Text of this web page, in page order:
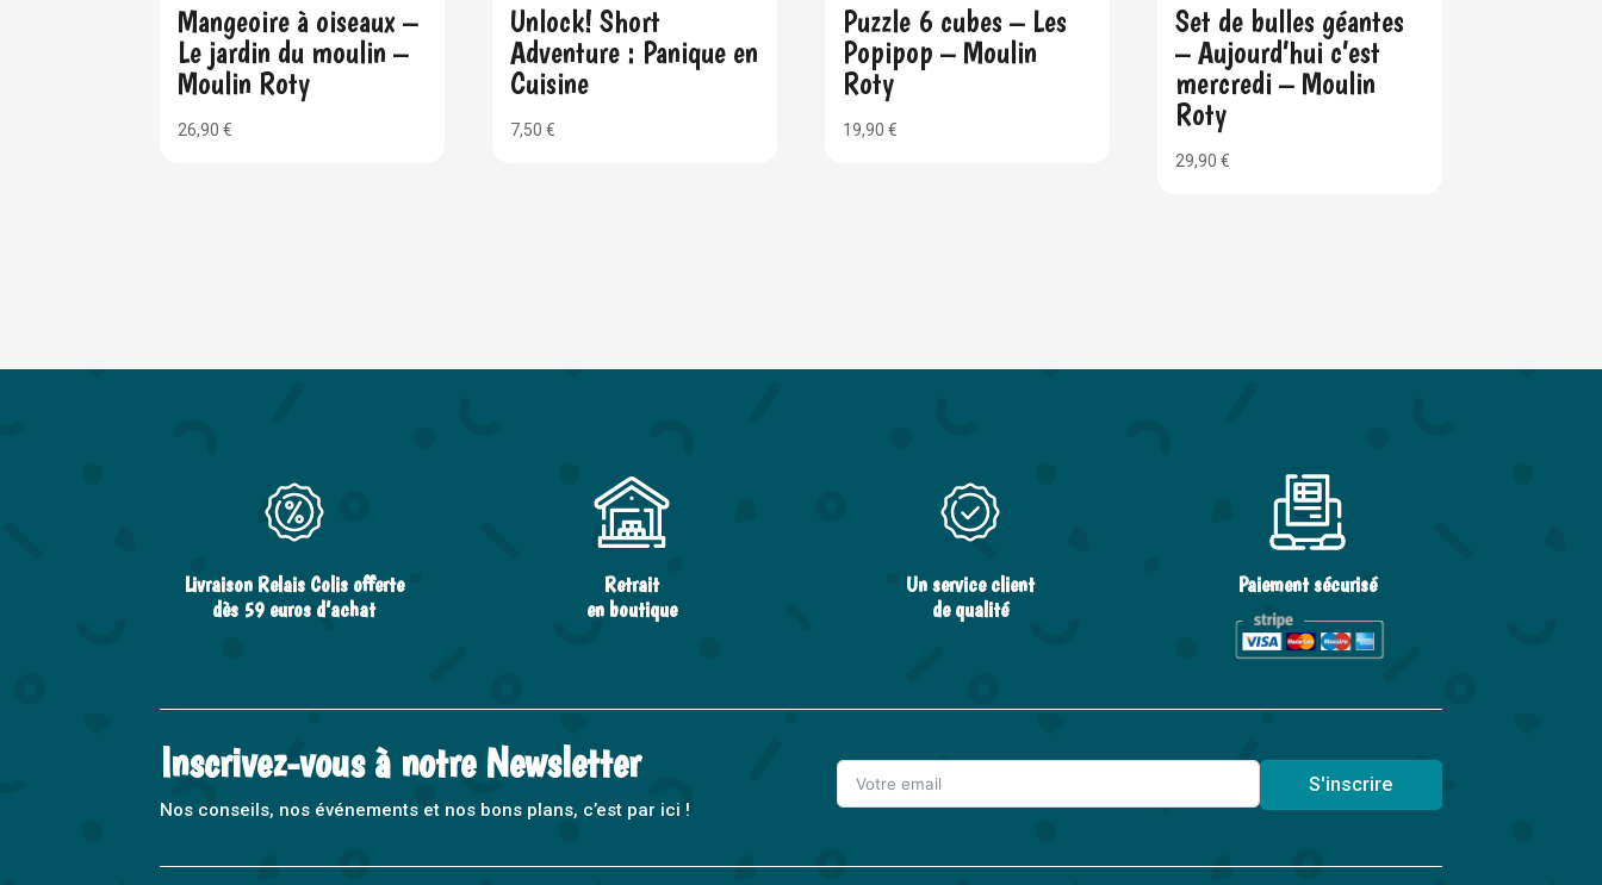
Mangeoire à oiseaux –
Le jardin du moulin –
Moulin Roty
26,90€
Unlock! Short
Adventure : Panique en
Cuisine
7,50€
Puzzle 6 cubes – Les
Popipop – Moulin
Roty
19,90€
Set de bulles géantes
– Aujourd’hui c’est
mercredi – Moulin
Roty
29,90€
Livraison Relais Colis offerte
dès 59 euros d’achat
Retrait
en boutique
Un service client
de qualité
Paiement sécurisé
Inscrivez-vous à notre Newsletter
Nos conseils, nos événements et nos bons plans, c’est par ici !
S'inscrire